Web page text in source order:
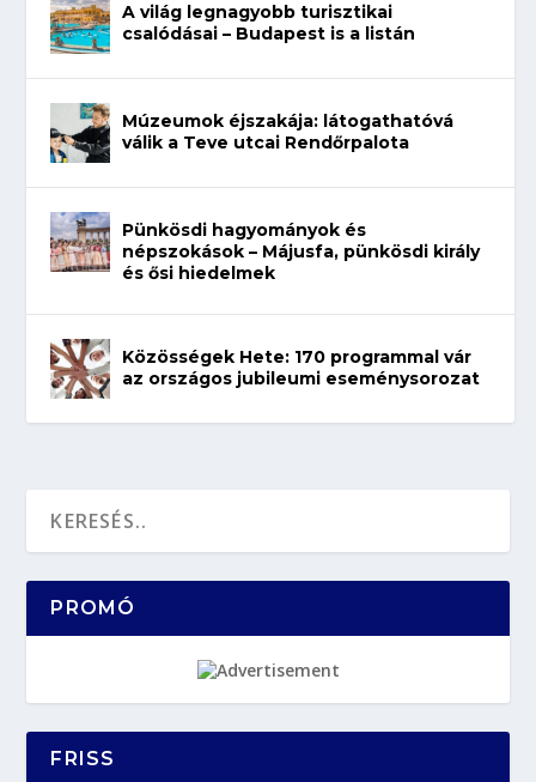
A világ legnagyobb turisztikai
csalódásai – Budapest is a listán
Múzeumok éjszakája: látogathatóvá
válik a Teve utcai Rendőrpalota
Pünkösdi hagyományok és
népszokások – Májusfa, pünkösdi király
és ősi hiedelmek
Közösségek Hete: 170 programmal vár
az országos jubileumi eseménysorozat
PROMÓ
FRISS